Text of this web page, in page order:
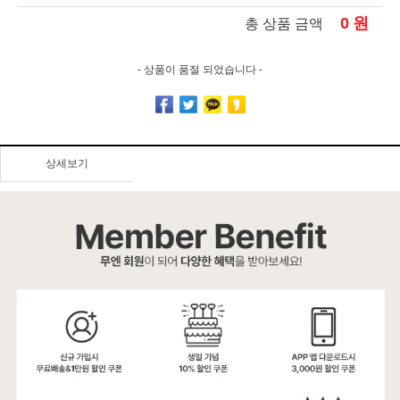
총 상품 금액 0 원
- 상품이 품절 되었습니다 -
상세보기